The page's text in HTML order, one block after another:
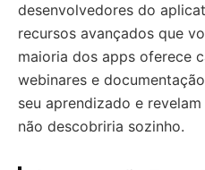
desenvolvedores do
recursos avançados que
maioria dos apps oferece
webinares e
seu aprendizado e
não descobriria sozinho.